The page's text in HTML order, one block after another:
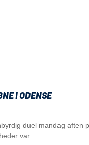
I ODENSE
duel mandag aften
var